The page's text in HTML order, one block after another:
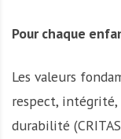
Pour chaque
Les valeurs
respect,
durabilité